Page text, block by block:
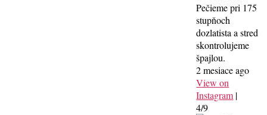
Pečieme pri 175
stupňoch
dozlatista a stred
skontrolujeme
špajlou.
2 mesiace ago
View on
Instagram |
4/9